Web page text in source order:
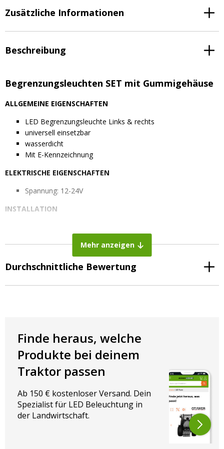
Zusätzliche Informationen
Beschreibung
Begrenzungsleuchten SET mit Gummigehäuse
ALLGEMEINE EIGENSCHAFTEN
LED Begrenzungsleuchte Links & rechts
universell einsetzbar
wasserdicht
Mit E-Kennzeichnung
ELEKTRISCHE EIGENSCHAFTEN
Spannung: 12-24V
INSTALLATION
Auf der Suche nach einer Begrenzungsleuchte mit
Gummigehäuse? Dann sind Sie bei AgrarLED genau richtig ✅
Mehr anzeigen
Durchschnittliche Bewertung
Finde heraus, welche
Produkte bei deinem
Traktor passen
Ab 150 € kostenloser Versand. Dein
Spezialist für LED Beleuchtung in
der Landwirtschaft.